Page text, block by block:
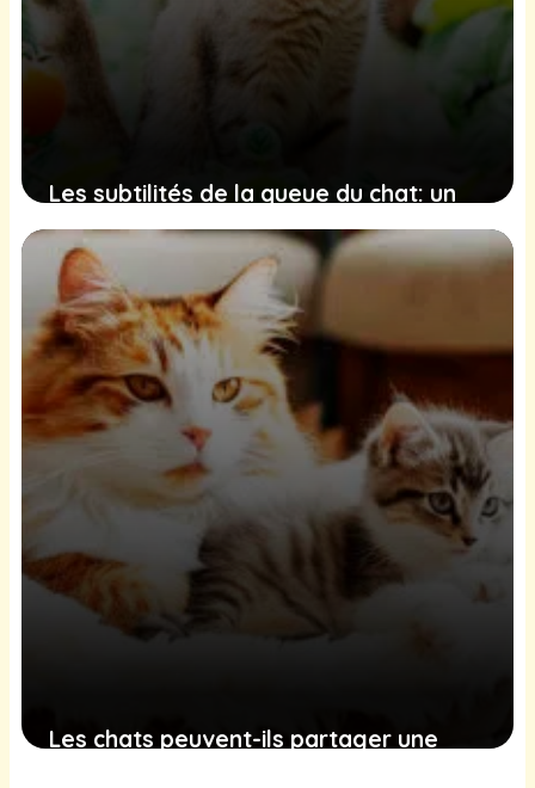
Les subtilités de la queue du chat: un
langage émotionnel à décrypter pour
mieux communiquer avec votre félin
1 décembre 2024
Les chats peuvent-ils partager une